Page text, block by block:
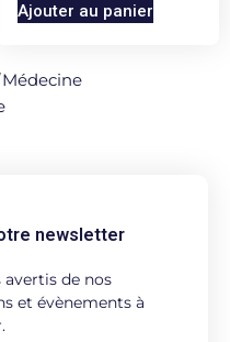
Ajouter au panier
Médecine
newsletter
avertis de nos
et évènements à